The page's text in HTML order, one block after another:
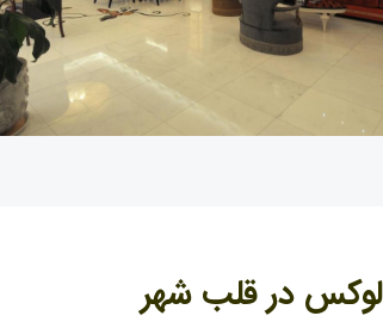
لوکس در قلب شهر